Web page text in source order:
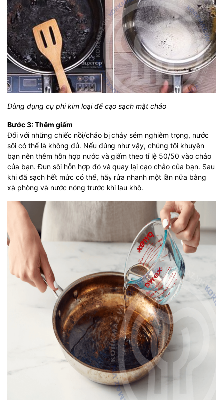
Dùng dụng cụ phi kim loại để cạo sạch mặt chảo
Bước 3: Thêm giấm
Đối với những chiếc nồi/chảo bị cháy sém nghiêm trọng, nước
sôi có thể là không đủ. Nếu đúng như vậy, chúng tôi khuyên
bạn nên thêm hỗn hợp nước và giấm theo tỉ lệ 50/50 vào chảo
của bạn. Đun sôi hỗn hợp đó và quay lại cạo chảo của bạn. Sau
khi đã sạch hết mức có thể, hãy rửa nhanh một lần nữa bằng
xà phòng và nước nóng trước khi lau khô.